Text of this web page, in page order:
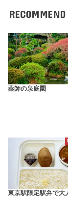
RECOMMEND
薬師の泉庭園
東京駅限定駅弁で